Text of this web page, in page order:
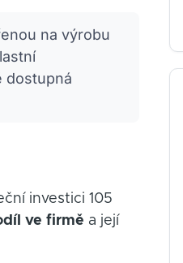
na výrobu
dostupná
investici 105
ve firmě a její